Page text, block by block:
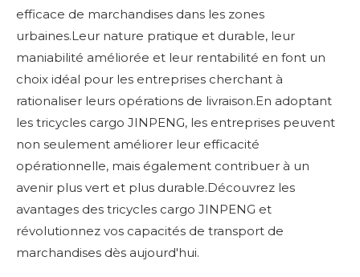
efficace de marchandises dans les zones
urbaines.Leur nature pratique et durable, leur
maniabilité améliorée et leur rentabilité en font un
choix idéal pour les entreprises cherchant à
rationaliser leurs opérations de livraison.En adoptant
les tricycles cargo JINPENG, les entreprises peuvent
non seulement améliorer leur efficacité
opérationnelle, mais également contribuer à un
avenir plus vert et plus durable.Découvrez les
avantages des tricycles cargo JINPENG et
révolutionnez vos capacités de transport de
marchandises dès aujourd'hui.